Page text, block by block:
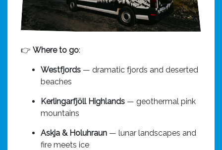
👉 Where to go:
Westfjords — dramatic fjords and deserted
beaches
Kerlingarfjöll Highlands — geothermal pink
mountains
Askja & Holuhraun — lunar landscapes and
fire meets ice